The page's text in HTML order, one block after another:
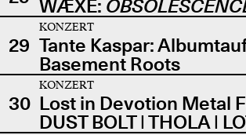
WÆXE:
29
KONZERT
Tante Kaspar:
Basement Roots
30
KONZERT
Lost in Devotion Metal
DUST BOLT | THOLA |